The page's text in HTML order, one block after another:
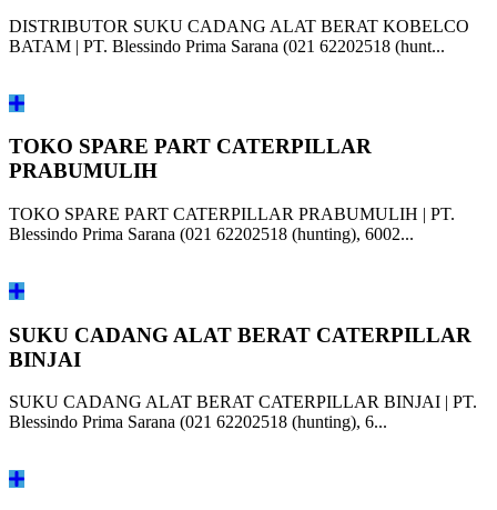
DISTRIBUTOR SUKU CADANG ALAT BERAT KOBELCO
BATAM | PT. Blessindo Prima Sarana (021 62202518 (hunt...
TOKO SPARE PART CATERPILLAR
PRABUMULIH
TOKO SPARE PART CATERPILLAR PRABUMULIH | PT.
Blessindo Prima Sarana (021 62202518 (hunting), 6002...
SUKU CADANG ALAT BERAT CATERPILLAR
BINJAI
SUKU CADANG ALAT BERAT CATERPILLAR BINJAI | PT.
Blessindo Prima Sarana (021 62202518 (hunting), 6...